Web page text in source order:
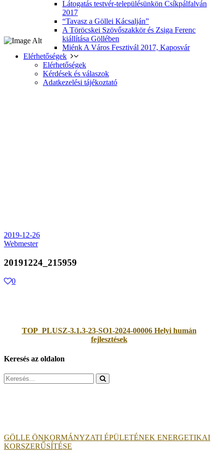
Látogatás testvér-településünkön Csíkpálfalván
2017
“Tavasz a Göllei Kácsalján”
A Töröcskei Szövőszakkör és Zsiga Ferenc
kiállítása Göllében
Miénk A Város Fesztivál 2017, Kaposvár
Elérhetőségek
Elérhetőségek
Kérdések és válaszok
Adatkezelési tájékoztató
2019-12-26
Webmester
20191224_215959
0
TOP_PLUSZ-3.1.3-23-SO1-2024-00006 Helyi humán
fejlesztések
Keresés az oldalon
Search
for:
GÖLLE ÖNKORMÁNYZATI ÉPÜLETÉNEK ENERGETIKAI
KORSZERŰSÍTÉSE